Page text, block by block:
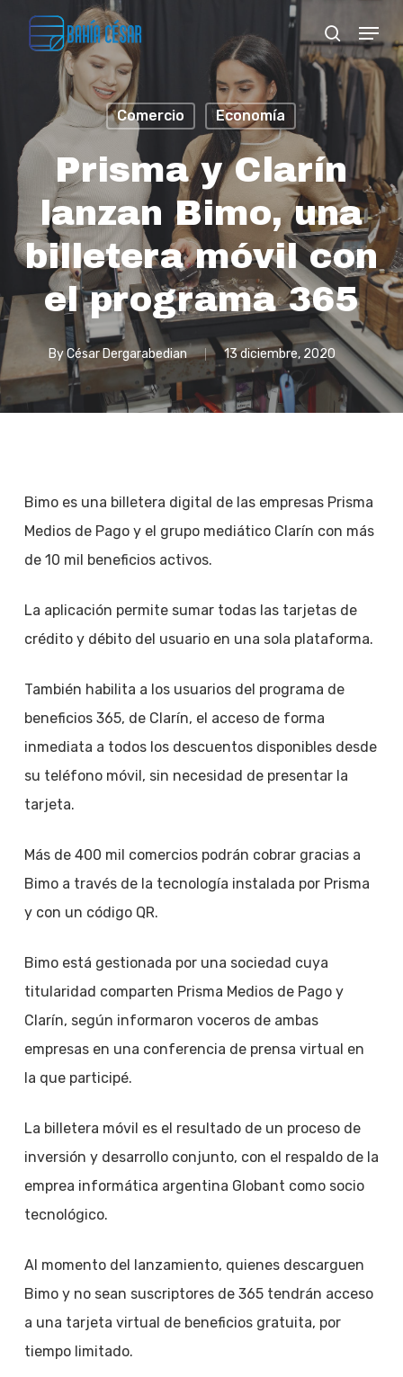
search
Menu
Comercio Economía
Prisma y Clarín
lanzan Bimo, una
billetera móvil con
el programa 365
By César Dergarabedian 13 diciembre, 2020
Bimo es una billetera digital de las empresas Prisma
Medios de Pago y el grupo mediático Clarín con más
de 10 mil beneficios activos.
La aplicación permite sumar todas las tarjetas de
crédito y débito del usuario en una sola plataforma.
También habilita a los usuarios del programa de
beneficios 365, de Clarín, el acceso de forma
inmediata a todos los descuentos disponibles desde
su teléfono móvil, sin necesidad de presentar la
tarjeta.
Más de 400 mil comercios podrán cobrar gracias a
Bimo a través de la tecnología instalada por Prisma
y con un código QR.
Bimo está gestionada por una sociedad cuya
titularidad comparten Prisma Medios de Pago y
Clarín, según informaron voceros de ambas
empresas en una conferencia de prensa virtual en
la que participé.
La billetera móvil es el resultado de un proceso de
inversión y desarrollo conjunto, con el respaldo de la
emprea informática argentina Globant como socio
tecnológico.
Al momento del lanzamiento, quienes descarguen
Bimo y no sean suscriptores de 365 tendrán acceso
a una tarjeta virtual de beneficios gratuita, por
tiempo limitado.
Close
Menu